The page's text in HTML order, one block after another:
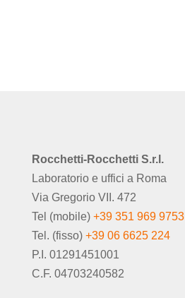
Rocchetti-Rocchetti S.r.l.
Laboratorio e uffici a Roma
Via Gregorio VII. 472
Tel (mobile) +39 351 969 9753
Tel. (fisso) +39 06 6625 224
P.I. 01291451001
C.F. 04703240582